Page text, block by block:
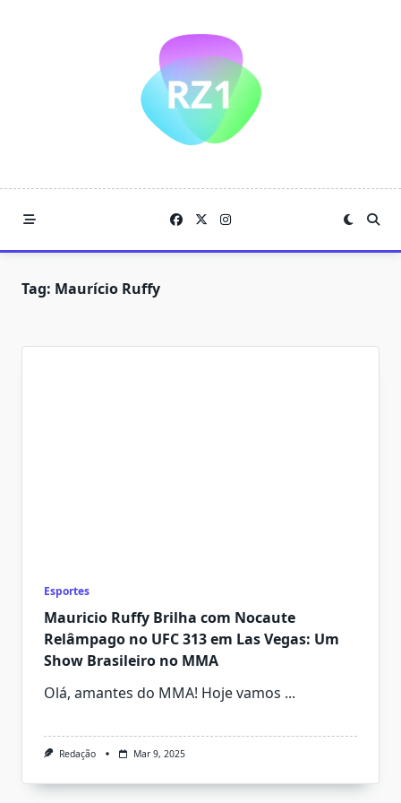
Tag: Maurício Ruffy
Esportes
Mauricio Ruffy Brilha com Nocaute
Relâmpago no UFC 313 em Las Vegas: Um
Show Brasileiro no MMA
Olá, amantes do MMA! Hoje vamos ...
Redação Mar 9, 2025